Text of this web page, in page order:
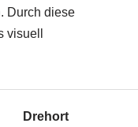
Durch diese
visuell
Drehort